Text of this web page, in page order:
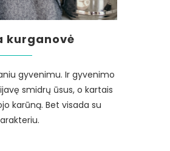
kurganovė
gyvenimu. Ir gyvenimo
smidrų ūsus, o kartais
karūną. Bet visada su